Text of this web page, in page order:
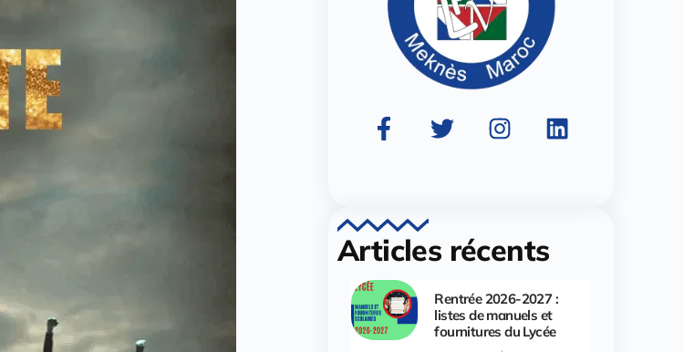
Articles récents
Rentrée 2026-2027 :
listes de manuels et
fournitures du Lycée